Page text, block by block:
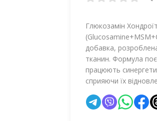
Глюкозамін
добавка,
тканин. Формула
працюють
сприяючи їх